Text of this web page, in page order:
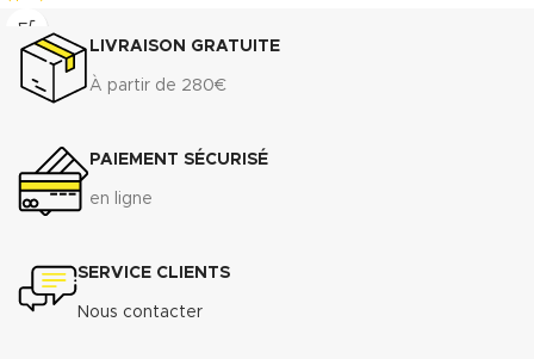
LIVRAISON GRATUITE
À partir de 280€
PAIEMENT SÉCURISÉ
en ligne
SERVICE CLIENTS
Nous contacter